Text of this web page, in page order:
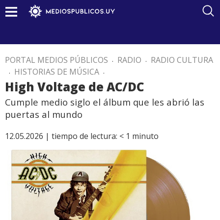
PORTAL MEDIOS PÚBLICOS . RADIO . RADIO CULTURA
. HISTORIAS DE MÚSICA .
High Voltage de AC/DC
Cumple medio siglo el álbum que les abrió las
puertas al mundo
12.05.2026 | tiempo de lectura: < 1 minuto